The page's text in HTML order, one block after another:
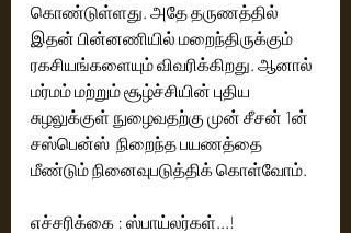
கொண்டுள்ளது. அதே தருணத்தில்
இதன் பின்னணியில் மறைந்திருக்கும்
ரகசியங்களையும் விவரிக்கிறது. ஆனால்
மர்மம் மற்றும் சூழ்ச்சியின் புதிய
சுழலுக்குள் நுழைவதற்கு முன் சீசன் 1ன்
சஸ்பென்ஸ்  நிறைந்த பயணத்தை
மீண்டும் நினைவுபடுத்திக் கொள்வோம்.
எச்சரிக்கை : ஸ்பாய்லர்கள்...!